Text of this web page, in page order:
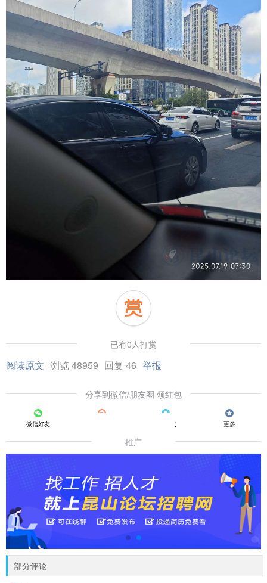
已有0人打赏
阅读原文 浏览 48959 回复 46 举报
分享到微信/朋友圈 领红包
微信好友 QQ好友 更多
推广
部分评论